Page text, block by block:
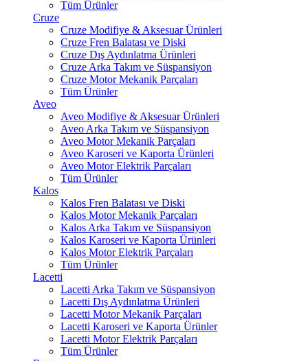
Tüm Ürünler
Cruze
Cruze Modifiye & Aksesuar Ürünleri
Cruze Fren Balatası ve Diski
Cruze Dış Aydınlatma Ürünleri
Cruze Arka Takım ve Süspansiyon
Cruze Motor Mekanik Parçaları
Tüm Ürünler
Aveo
Aveo Modifiye & Aksesuar Ürünleri
Aveo Arka Takım ve Süspansiyon
Aveo Motor Mekanik Parçaları
Aveo Karoseri ve Kaporta Ürünleri
Aveo Motor Elektrik Parçaları
Tüm Ürünler
Kalos
Kalos Fren Balatası ve Diski
Kalos Motor Mekanik Parçaları
Kalos Arka Takım ve Süspansiyon
Kalos Karoseri ve Kaporta Ürünleri
Kalos Motor Elektrik Parçaları
Tüm Ürünler
Lacetti
Lacetti Arka Takım ve Süspansiyon
Lacetti Dış Aydınlatma Ürünleri
Lacetti Motor Mekanik Parçaları
Lacetti Karoseri ve Kaporta Ürünler
Lacetti Motor Elektrik Parçaları
Tüm Ürünler